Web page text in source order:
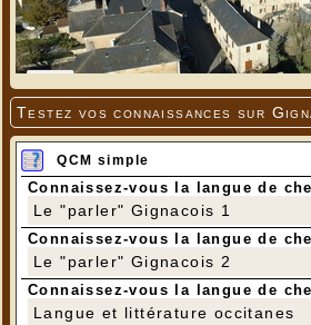
Testez vos connaissances sur
QCM simple
Connaissez-vous la langue de
Le "parler" Gignacois 1
Connaissez-vous la langue de
Le "parler" Gignacois 2
Connaissez-vous la langue de
Langue et littérature occitanes